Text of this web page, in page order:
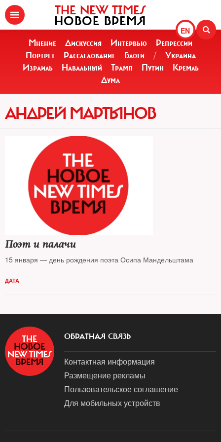
EN
THE NEW TIMES
НОВОЕ ВРЕМЯ
Мнение Дискуссия Интервью
Репрессии
Портрет
Расследование Блоги /
Украина
Израиль
Навальный Трамп Путин
Кремль
Дума
АНДРЕЙ МАРТЫНОВ
Поэт и палачи
15 января — день рождения поэта Осипа Мандельштама
ДАТА
ОБРАТНАЯ СВЯЗЬ
Контактная информация
Размещение рекламы
Пользовательское соглашение
Для мобильных устройств